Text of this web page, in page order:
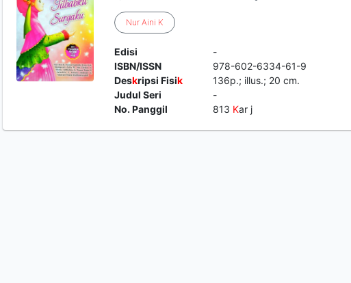
Nur Aini K
Edisi
-
ISBN/ISSN
978-602-6334-61-9
Deskripsi Fisik
136p.; illus.; 20 cm.
Judul Seri
-
No. Panggil
813 Kar j